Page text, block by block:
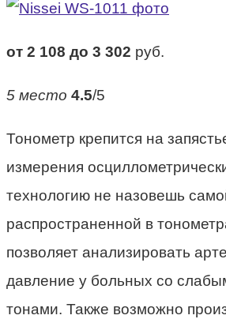
от 2 108 до 3 302 руб.
5 место 4.5/5
Тонометр крепится на
измерения
технологию не назовешь
распространенной в
позволяет анализировать
давление у больных со
тонами. Также возможно